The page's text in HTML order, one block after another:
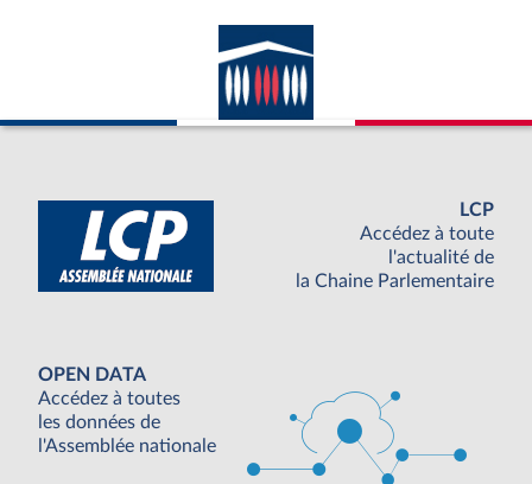
LCP
Accédez à toute
l'actualité de
la Chaine Parlementaire
OPEN DATA
Accédez à toutes
les données de
l'Assemblée nationale